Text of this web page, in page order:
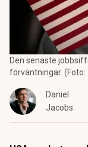
Den senaste
förväntningar. (Foto:
Daniel
Jacobs